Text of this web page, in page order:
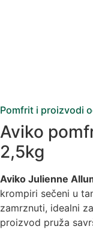
Pomfrit i proizvodi
Aviko
2,5kg
Aviko Julienne
krompiri sečeni u
zamrznuti, idealni
proizvod pruža